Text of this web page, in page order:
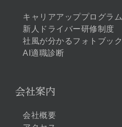
キャリアアッププログラム
新人ドライバー研修制度
社風が分かるフォトブック
AI適職診断
会社案内
会社概要